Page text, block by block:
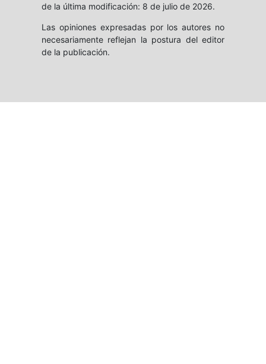
de la última modificación: 8 de julio de 2026.
Las opiniones expresadas por los autores no
necesariamente reflejan la postura del editor
de la publicación.